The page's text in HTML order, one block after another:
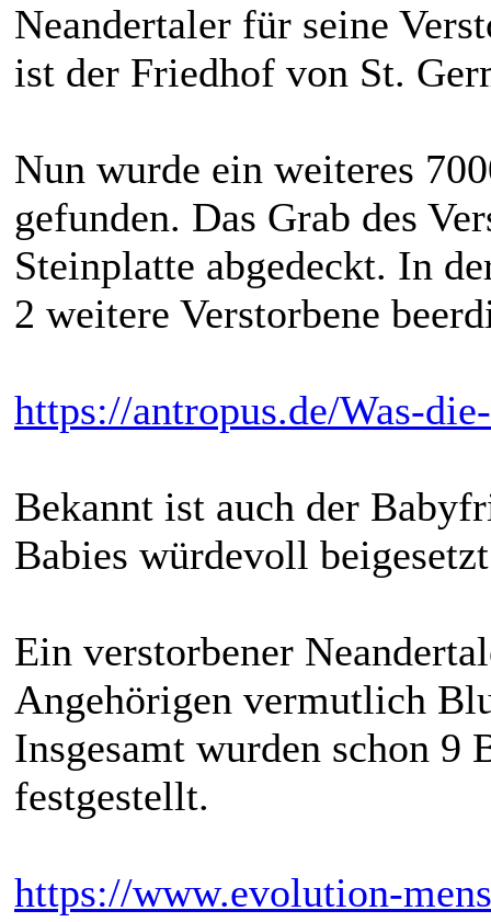
Neandertaler für seine
ist der Friedhof von St.
Nun wurde ein weiteres
gefunden. Das Grab des
Steinplatte abgedeckt. In
2 weitere Verstorbene
https://antropus.de/Was-
Bekannt ist auch der
Babies würdevoll
Ein verstorbener
Angehörigen vermutlich
Insgesamt wurden schon 9
festgestellt.
https://www.evolution-